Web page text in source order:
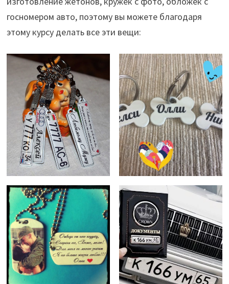
госномером авто, поэтому вы можете благодаря
этому курсу делать все эти вещи: